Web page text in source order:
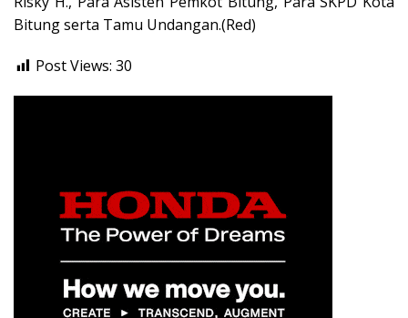
Bitung serta Tamu Undangan.(Red)
Post Views: 30